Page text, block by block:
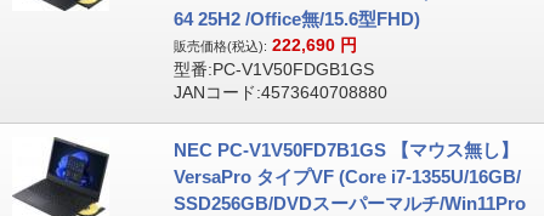
64 25H2 /Office無/15.6型FHD)
販売価格(税込): 222,690 円
型番:PC-V1V50FDGB1GS
JANコード:4573640708880
NEC PC-V1V50FD7B1GS 【マウス無し】
VersaPro タイプVF (Core i7-1355U/16GB/
SSD256GB/DVDスーパーマルチ/Win11Pro